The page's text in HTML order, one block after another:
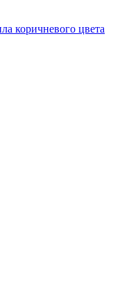
коричневого цвета